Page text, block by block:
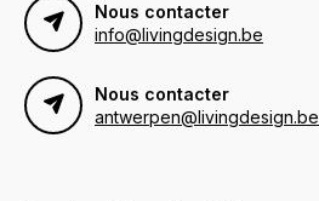
Nous contacter
info@livingdesign.be
Nous contacter
antwerpen@livingdesign.be